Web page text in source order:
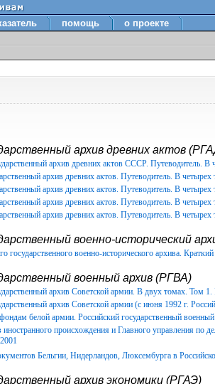
помощь о проекте
архив древних актов
архив древних актов СССР. Путеводитель. В
архив древних актов. Путеводитель. В
архив древних актов. Путеводитель. В
архив древних актов. Путеводитель. В
архив древних актов. Путеводитель. В
военно-исторический
государственного военно-исторического архива.
военный архив (РГВА)
архив Советской армии. В двух томах. Том 1.
архив Советской армии (с июня 1992 г.
белой армии. Российский государственный
иностранного происхождения и Главного управления
Бельгии, Нидерландов, Люксембурга в
архив экономики (РГАЭ)